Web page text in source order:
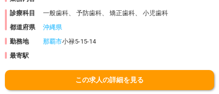
診療科目
一般歯科、 予防歯科、 矯正歯科、 小児歯科
都道府県
沖縄県
勤務地
那覇市小禄5-15-14
最寄駅
この求人の詳細を見る